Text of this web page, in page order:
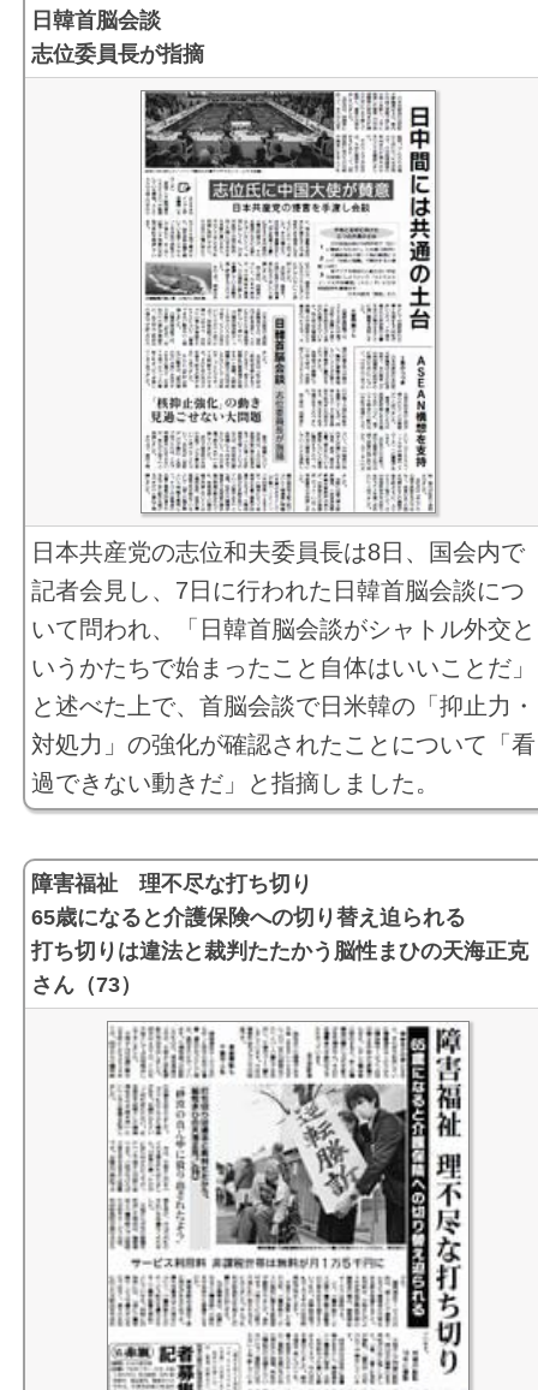
日韓首脳会談
志位委員長が指摘
日本共産党の志位和夫委員長は8日、国会内で
記者会見し、7日に行われた日韓首脳会談につ
いて問われ、「日韓首脳会談がシャトル外交と
いうかたちで始まったこと自体はいいことだ」
と述べた上で、首脳会談で日米韓の「抑止力・
対処力」の強化が確認されたことについて「看
過できない動きだ」と指摘しました。
障害福祉 理不尽な打ち切り
65歳になると介護保険への切り替え迫られる
打ち切りは違法と裁判たたかう脳性まひの天海正克
さん（73）